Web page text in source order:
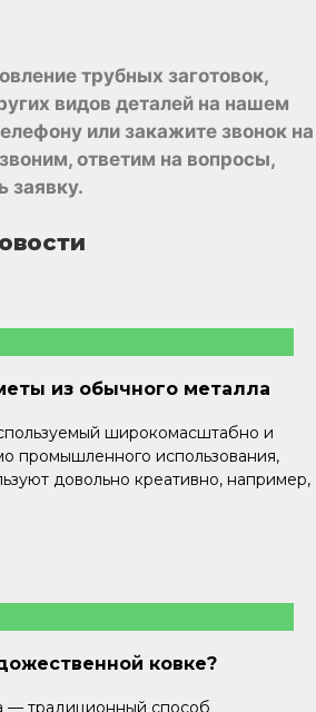
трубных заготовок,
видов деталей на нашем
или закажите звонок на
ответим на вопросы,
заявку.
из обычного металла
широкомасштабно и
промышленного использования,
довольно креативно, например,
ковке?
— традиционный способ